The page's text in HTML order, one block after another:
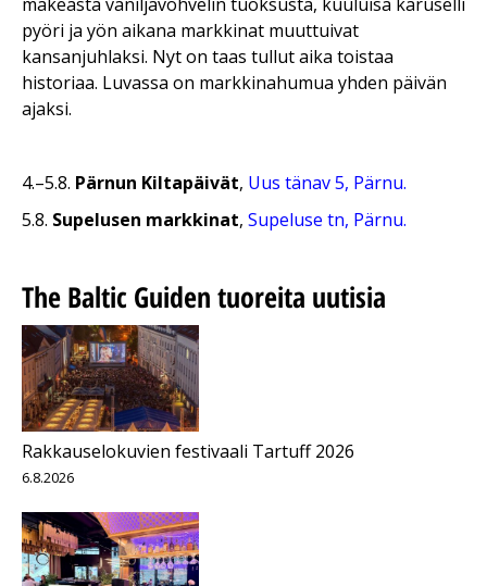
pyöri ja yön aikana markkinat muuttuivat
kansanjuhlaksi. Nyt on taas tullut aika toistaa
historiaa. Luvassa on markkinahumua yhden päivän
ajaksi.
4.–5.8. Pärnun Kiltapäivät, Uus tänav 5, Pärnu.
5.8. Supelusen markkinat, Supeluse tn, Pärnu.
The Baltic Guiden tuoreita uutisia
Rakkauselokuvien festivaali Tartuff 2026
6.8.2026